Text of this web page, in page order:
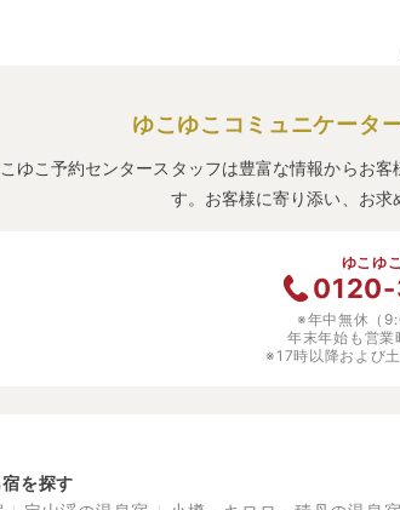
ゆこゆこコミュニケータ
ゆこ予約センタースタッフは豊富な情報からお
す。お客様に寄り添い、お求
ゆこゆ
※年中無休（
年末年始も営業
※17時以降および
を探す